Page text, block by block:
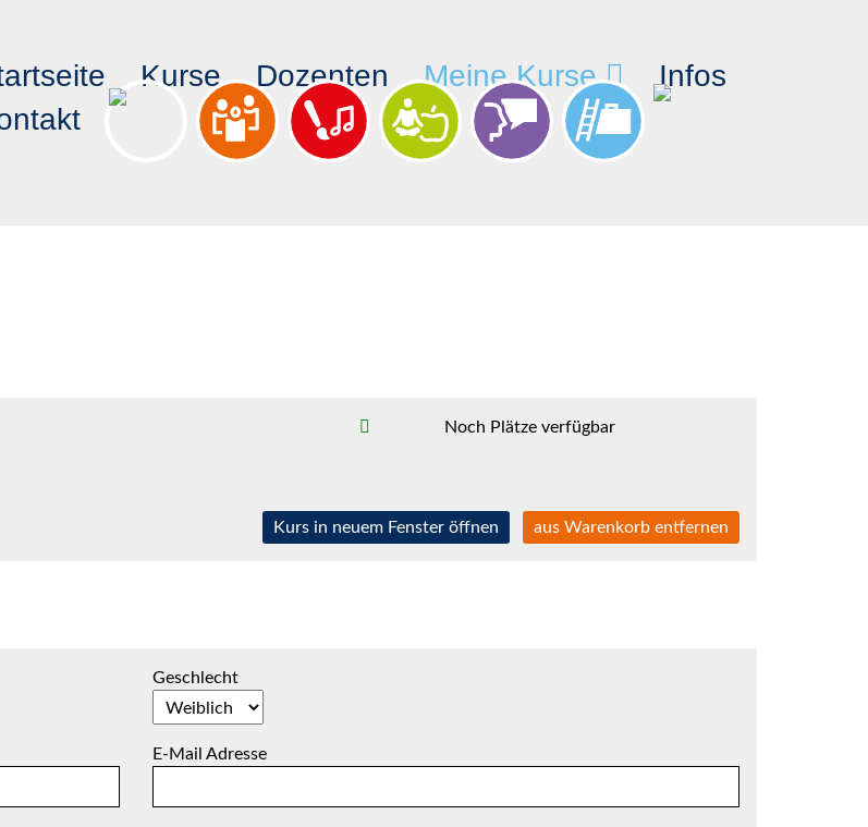
Kurse Dozenten Meine Kurse
Infos
Noch Plätze verfügbar
Kurs in neuem Fenster öffnen aus Warenkorb entfernen
Geschlecht
E-Mail Adresse